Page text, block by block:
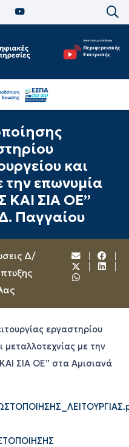
και
την επωνυμία
ΣΙΑ ΟΕ”
Παγγαίου
Δ/
εργαστηρίου
μεταλλοτεχνίας με την
ΣΙΑ ΟΕ” στα Αμισιανά